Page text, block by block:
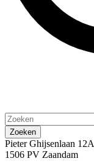
Pieter Ghijsenlaan 12A
1506 PV Zaandam